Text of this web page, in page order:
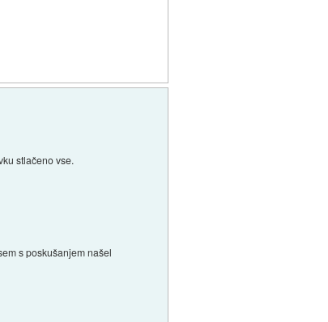
stlačeno vse.
s poskušanjem našel